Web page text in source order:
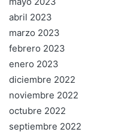
abril 2023
marzo 2023
febrero 2023
enero 2023
diciembre 2022
noviembre 2022
octubre 2022
septiembre 2022